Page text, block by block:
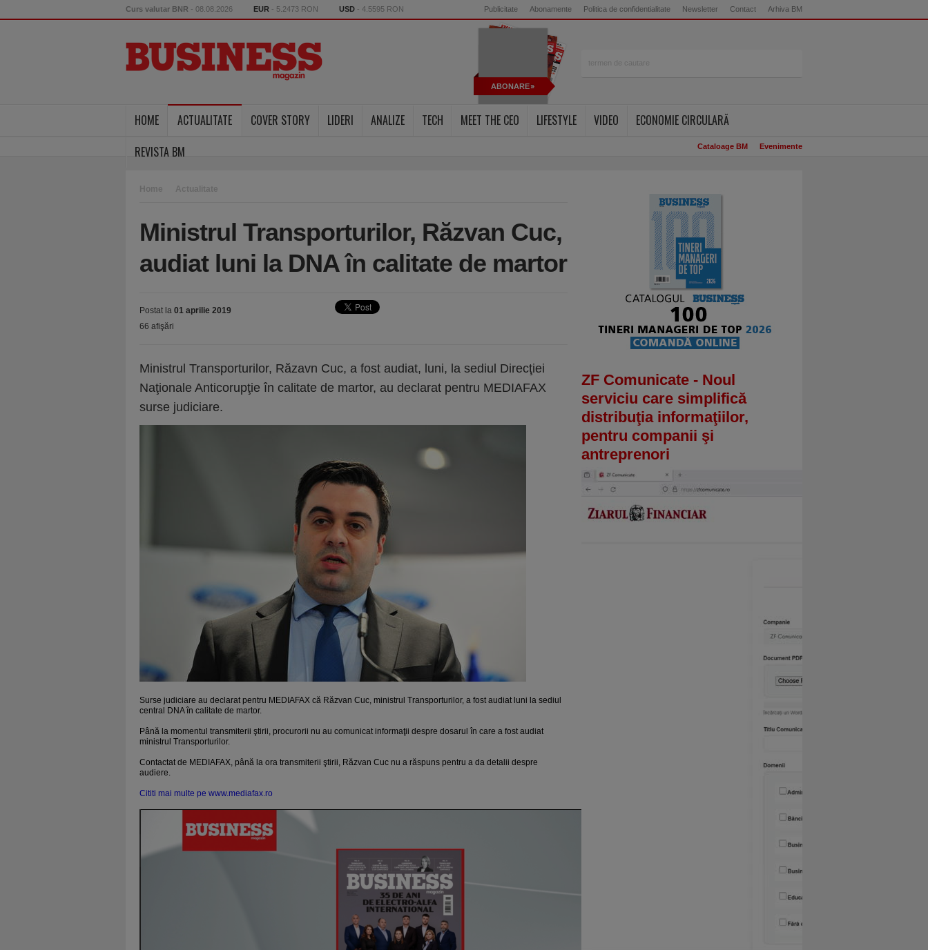
Curs valutar BNR - 08.08.2026 EUR - 5.2473 RON USD - 4.5595 RON Publicitate Abonamente Politica de confidentialitate Newsletter Contact Arhiva BM
ABONARE
HOME ACTUALITATE COVER STORY LIDERI ANALIZE TECH MEET THE CEO LIFESTYLE VIDEO
ECONOMIE CIRCULARĂ
REVISTA BM
Cataloage BM Evenimente
Home Actualitate
Ministrul Transporturilor, Răzvan Cuc,
audiat luni la DNA în calitate de martor
Postat la 01 aprilie 2019
66 afişări
Ministrul Transporturilor, Răzavn Cuc, a fost audiat, luni, la sediul Direcţiei
Naţionale Anticorupţie în calitate de martor, au declarat pentru MEDIAFAX
surse judiciare.
Surse judiciare au declarat pentru MEDIAFAX că Răzvan Cuc, ministrul Transporturilor, a fost audiat luni la sediul
central DNA în calitate de martor.
Până la momentul transmiterii ştirii, procurorii nu au comunicat informaţii despre dosarul în care a fost audiat
ministrul Transporturilor.
Contactat de MEDIAFAX, până la ora transmiterii ştirii, Răzvan Cuc nu a răspuns pentru a da detalii despre
audiere.
Cititi mai multe pe www.mediafax.ro
ZF Comunicate - Noul
serviciu care simplifică
distribuţia informaţiilor,
pentru companii şi
antreprenori